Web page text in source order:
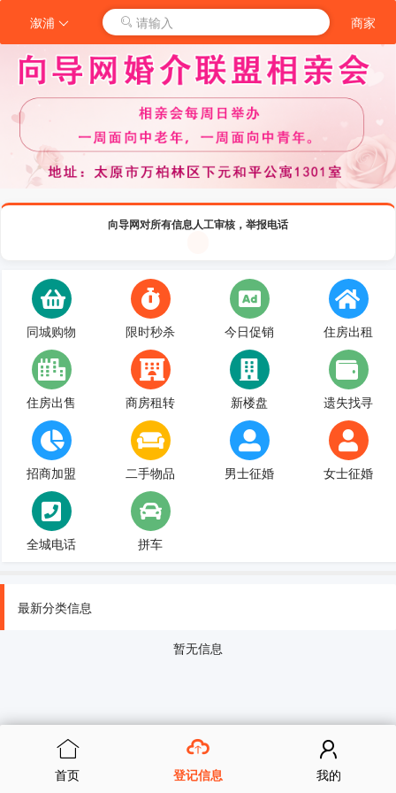
溆浦 请输入 商家
向导网对所有信息人工审核，举报电话
同城购物 限时秒杀 今日促销 住房出租
住房出售 商房租转 新楼盘 遗失找寻
招商加盟 二手物品 男士征婚 女士征婚
全城电话 拼车
最新分类信息
暂无信息
首页 登记信息 我的